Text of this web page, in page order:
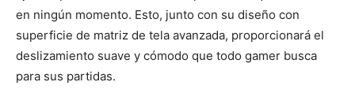
en ningún momento. Esto, junto con su diseño con
superficie de matriz de tela avanzada, proporcionará el
deslizamiento suave y cómodo que todo gamer busca
para sus partidas.